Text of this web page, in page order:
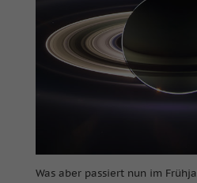
Was aber passiert nun im